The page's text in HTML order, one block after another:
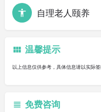
自理老人颐养
温馨提示
以上信息仅供参考，具体信息请以实际
免费咨询